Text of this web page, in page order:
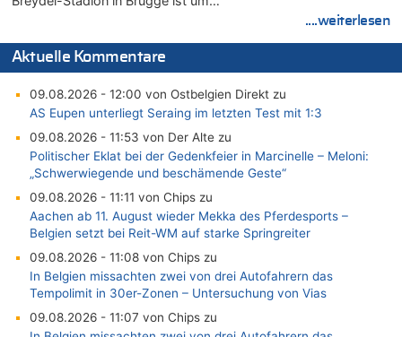
....weiterlesen
Aktuelle Kommentare
09.08.2026 - 12:00 von Ostbelgien Direkt zu
AS Eupen unterliegt Seraing im letzten Test mit 1:3
09.08.2026 - 11:53 von Der Alte zu
Politischer Eklat bei der Gedenkfeier in Marcinelle – Meloni:
„Schwerwiegende und beschämende Geste“
09.08.2026 - 11:11 von Chips zu
Aachen ab 11. August wieder Mekka des Pferdesports –
Belgien setzt bei Reit-WM auf starke Springreiter
09.08.2026 - 11:08 von Chips zu
In Belgien missachten zwei von drei Autofahrern das
Tempolimit in 30er-Zonen – Untersuchung von Vias
09.08.2026 - 11:07 von Chips zu